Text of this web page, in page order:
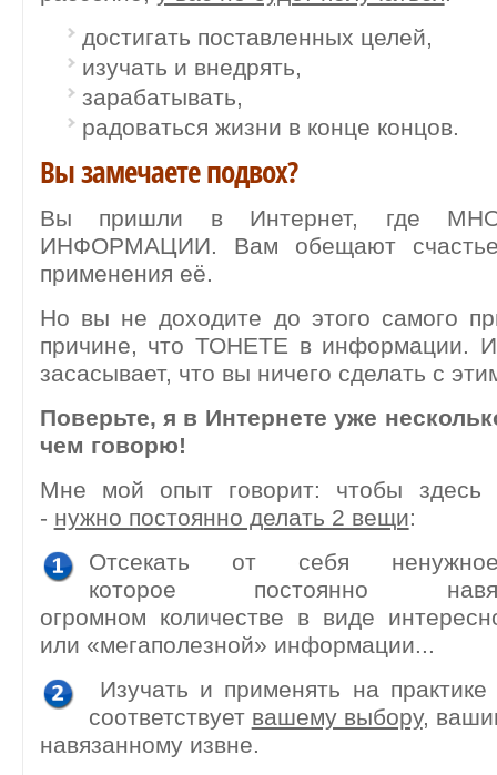
достигать поставленных целей,
изучать и внедрять,
зарабатывать,
радоваться жизни в конце концов.
Вы замечаете подвох?
Вы пришли в Интернет, где
ИНФОРМАЦИИ. Вам обещают
применения её.
Но вы не доходите до этого самого
причине, что ТОНЕТЕ в информации. И
засасывает, что вы ничего сделать с
Поверьте, я в Интернете уже
чем говорю!
Мне мой опыт говорит: чтобы здесь
- нужно постоянно делать 2 вещи:
Отсекать от себя
которое постоянно
огромном количестве в виде
или «мегаполезной» информации...
Изучать и применять на
соответствует вашему выбору,
навязанному извне.